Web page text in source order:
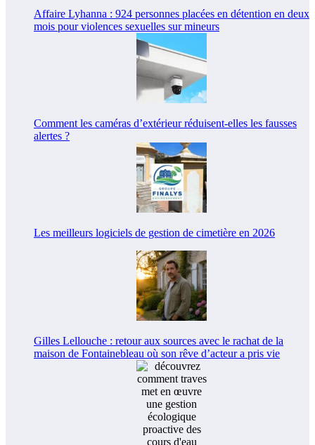
Affaire Lyhanna : 924 personnes placées en détention en deux
mois pour violences sexuelles sur mineurs
Comment les caméras d’extérieur réduisent-elles les fausses
alertes ?
Les meilleurs logiciels de gestion de cimetière en 2026
Gilles Lellouche : retour aux sources avec le rachat de la
maison de Fontainebleau où son rêve d’acteur a pris vie